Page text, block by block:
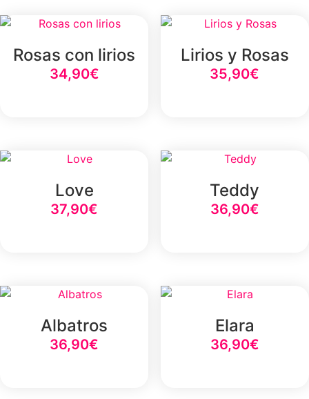
Rosas con lirios
34,90€
Lirios y Rosas
35,90€
Love
37,90€
Teddy
36,90€
Albatros
36,90€
Elara
36,90€